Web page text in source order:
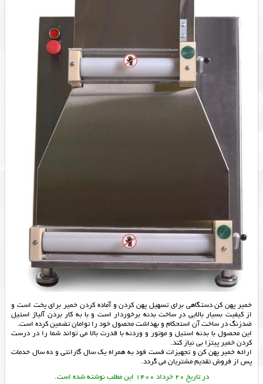
خمیر پهن کن دستگاهی برای تسهیل پهن کردن و آماده کردن خمیر برای پخت است و
از کیفیت بسیار بالایی در ساخت بدنه برخوردار است و با به کار بردن آلیاژ استیل
ضدزنگ در ساخت آن استحکام و بهداشت محصول خود را توامان تضمین کرده است.
این محصول با بدنه استیل و موتور و وردنه با قدرت بالا می تواند شما را در درست
کردن خمیر پیتزا بی نیاز کند.
ارائه خمیر پهن کنوتجهیزات فست فودبه همراه یک سال گارانتی و ده سال خدمات
پس از فروش تقدیم مشتریان می گردد.
در تاریخ 20 خرداد 1400 این مطلب نوشته شده است.